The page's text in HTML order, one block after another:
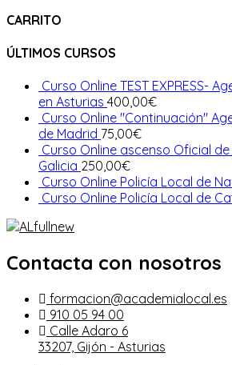
CARRITO
ÚLTIMOS CURSOS
Curso Online TEST EXPRESS-
en Asturias 400,00€
Curso Online "Continuación"
de Madrid 75,00€
Curso Online ascenso Oficial
Galicia 250,00€
Curso Online Policía Local de
Curso Online Policía Local de
Contacta con nosotros
formacion@academialocal.es
910 05 94 00
Calle Adaro 6
33207, Gijón - Asturias